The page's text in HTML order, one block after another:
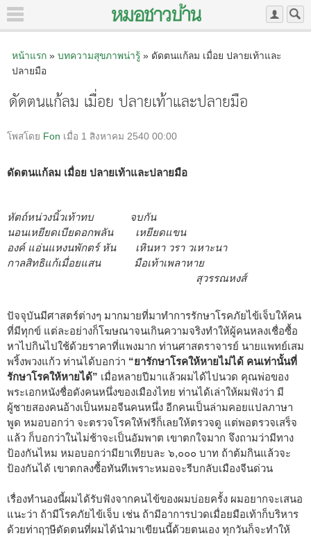
หน้าแรก» บทความสุขภาพน่ารู้» ดัดตนแก้ลม เมื่อย ปลายเท้าและ
ปลายมือ
ดัดตนแก้ลม เมื่อย ปลายเท้าและปลายมือ
โพสโดย Fon เมื่อ 1 สิงหาคม 2540 00:00
ดัดตนแก้ลม เมื่อย ปลายเท้าและปลายมือ
หัตถ์หน่วงนิ้วเท้าทบ จบกัน
นอนเหยียดเบียดอกพลัน เหยียดแขน
องค์ แอ่นแหงนพักตร์ หัน เหินหา วรา วเหาะนา
กาลสิทธิแก้เมื่อยแสน มือเท้าเพลาหาย
สุวรรณหงส์
ปัจจุบันมีศาสตร์ต่างๆ มากมายที่มาทำการรักษาโรคภัยไข้เจ็บให้คน
ที่มีทุกข์ แต่ละอย่างก็โฆษณาจนเกินความจริงทำให้ผู้คนหลงเชื่อซื้อ
หาไปกินไปใช้ด้วยราคาที่แพงมาก ท่านศาสตราจารย์ นายแพทย์เสม
พริ้งพวงแก้ว ท่านได้บอกว่า “ยารักษาโรคให้หายไม่ได้ คนเท่านั้นที่
รักษาโรคให้หายได้” เมื่อหลายปีมาแล้วผมได้ไปนวด คุณพ่อของ
พระเอกหนังชื่อดังคนหนึ่งของเมืองไทย ท่านได้เล่าให้ผมฟังว่า มี
ผู้ชายสองคนอ้างเป็นหมอจีนคนหนึ่ง อีกคนเป็นล่ามคอยแปลภาษา
พูด หมอบอกว่า จะตรวจโรคให้ฟรีก็เลยให้ตรวจดู แต่พอตรวจเสร็จ
แล้ว ก็บอกว่าในไม่ช้าจะเป็นอัมพาต เขาตกใจมาก จึงถามว่ามีทาง
ป้องกันไหม หมอบอกว่ามียาเทียบละ ๖,๐๐๐ บาท ถ้าต้มกินแล้วจะ
ป้องกันได้ เขาตกลงซื้อทันทีเพราะหมอจะรีบกลับเมืองจีนด่วน
เรื่องทำนองนี้ผมได้รับฟังจากคนไข้ของผมบ่อยครั้ง ผมอยากจะเสนอ
แนะว่า ถ้ามีโรคภัยไข้เจ็บ เช่น ถ้ามีอาการปวดเมื่อยมือเท้าก็บริหาร
ด้วยท่าฤๅษีดัดตนที่ผมได้นำมาเขียนนี้ด้วยตนเอง ทุกวันก็จะทำให้